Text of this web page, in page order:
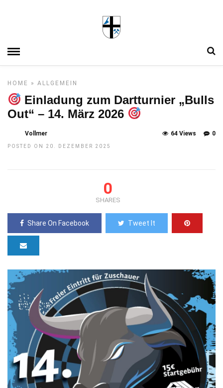
HOME » ALLGEMEIN
Einladung zum Dartturnier „Bulls
Out“ – 14. März 2026
Vollmer
POSTED ON 20. DEZEMBER 2025
0
64 Views
0
SHARES
Share On Facebook Tweet It